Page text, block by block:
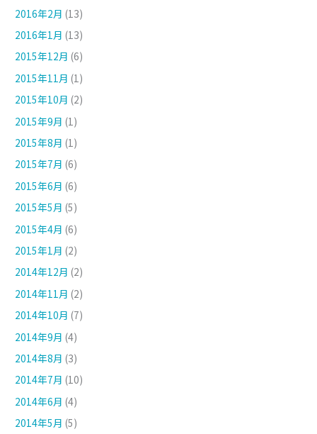
2016年2月 (13)
2016年1月 (13)
2015年12月 (6)
2015年11月 (1)
2015年10月 (2)
2015年9月 (1)
2015年8月 (1)
2015年7月 (6)
2015年6月 (6)
2015年5月 (5)
2015年4月 (6)
2015年1月 (2)
2014年12月 (2)
2014年11月 (2)
2014年10月 (7)
2014年9月 (4)
2014年8月 (3)
2014年7月 (10)
2014年6月 (4)
2014年5月 (5)